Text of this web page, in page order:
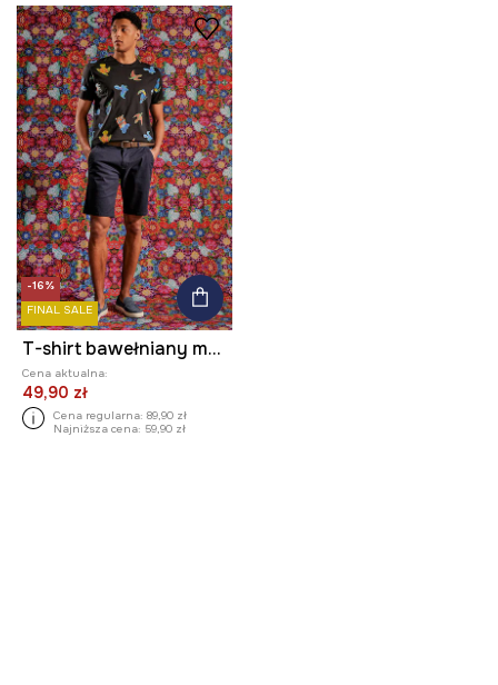
-16%
FINAL SALE
T-shirt bawełniany męski z kolekcji Jane Tattersfield x Medicine kolor czarny
Cena aktualna:
49,90 zł
Cena regularna: 89,90 zł
Najniższa cena: 59,90 zł